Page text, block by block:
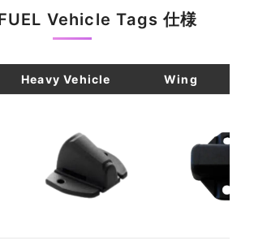
Vehicle Tags 仕様
Heavy Vehicle Wing